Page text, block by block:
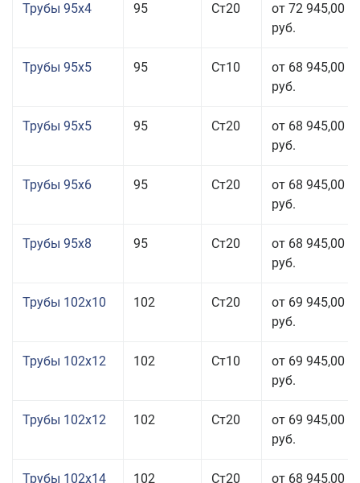
Трубы 95x4 95 Ст20
от 72 945,00
руб.
Трубы 95x5 95 Ст10
от 68 945,00
руб.
Трубы 95x5 95 Ст20
от 68 945,00
руб.
Трубы 95x6 95 Ст20
от 68 945,00
руб.
Трубы 95x8 95 Ст20
от 68 945,00
руб.
Трубы 102x10 102 Ст20
от 69 945,00
руб.
Трубы 102x12 102 Ст10
от 69 945,00
руб.
Трубы 102x12 102 Ст20
от 69 945,00
руб.
Трубы 102x14 102 Ст20 от 68 945,00